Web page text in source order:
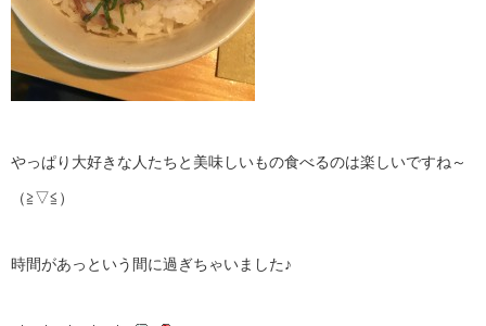
やっぱり大好きな人たちと美味しいもの食べるのは楽しいですね～
（≧▽≦）
時間があっという間に過ぎちゃいました♪